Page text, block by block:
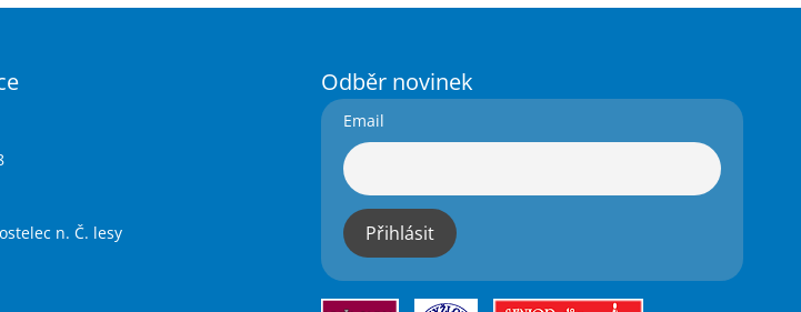
n. Č. lesy
Odběr novinek
Email